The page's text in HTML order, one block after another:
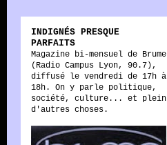
INDIGNÉS PRESQUE
PARFAITS
Magazine bi-mensuel de Brume
(Radio Campus Lyon, 90.7),
diffusé le vendredi de 17h à
18h. On y parle politique,
société, culture... et plein
d'autres choses.